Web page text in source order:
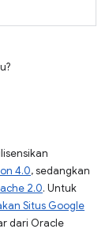
4.0, sedangkan
2.0. Untuk
Situs Google
dari Oracle